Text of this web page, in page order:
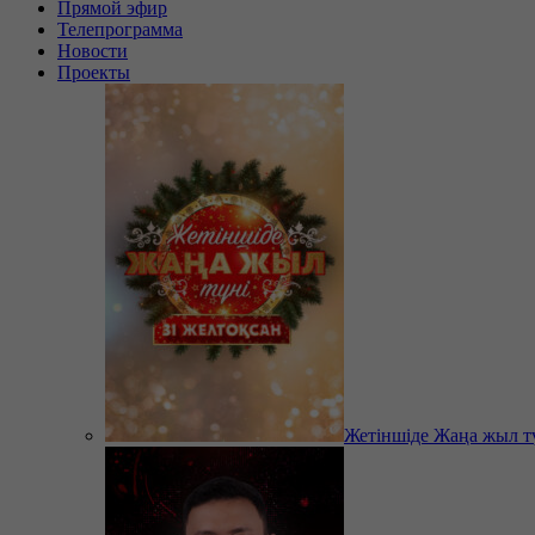
Прямой эфир
Телепрограмма
Новости
Проекты
Жетіншіде Жаңа жыл